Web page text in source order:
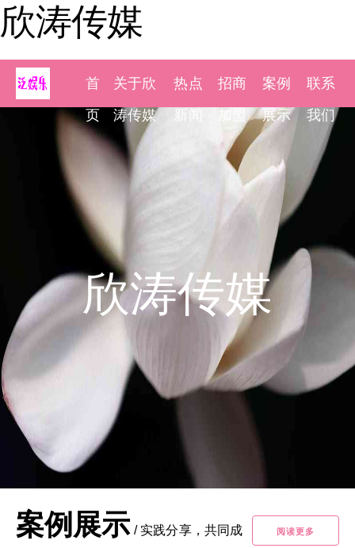
欣涛传媒
首
页
关于欣
涛传媒
热点
新闻
招商
加盟
案例
展示
联系
我们
欣涛传媒
案例展示 / 实践分享，共同成
阅读更多